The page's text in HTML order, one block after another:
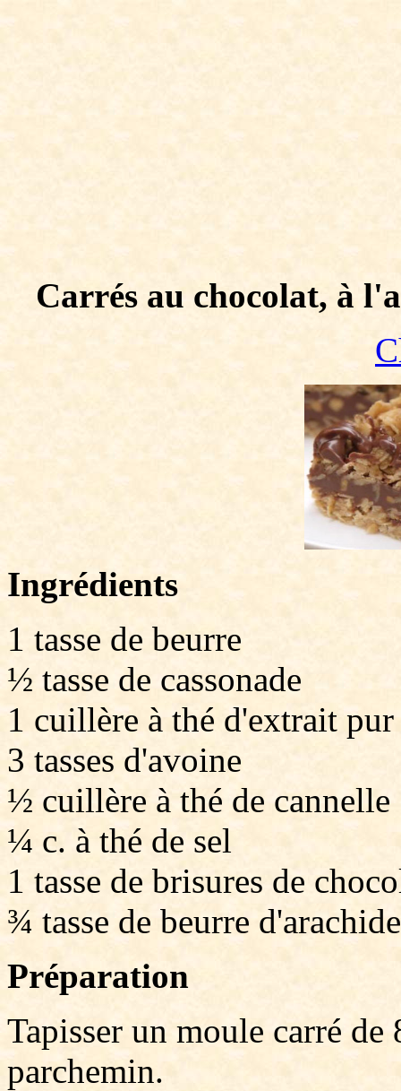
Carrés au chocolat, à
Ingrédients
1 tasse de beurre
½ tasse de cassonade
1 cuillère à thé d'extrait
3 tasses d'avoine
½ cuillère à thé de cannelle
¼ c. à thé de sel
1 tasse de brisures de
¾ tasse de beurre d'arachide
Préparation
Tapisser un moule carré de
parchemin.